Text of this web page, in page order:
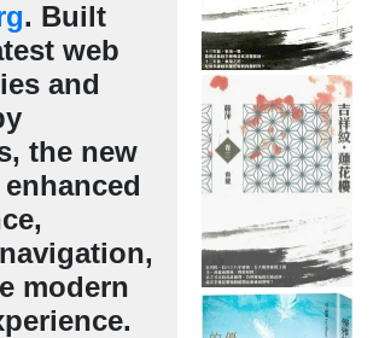
. Built
web
and
the new
modern